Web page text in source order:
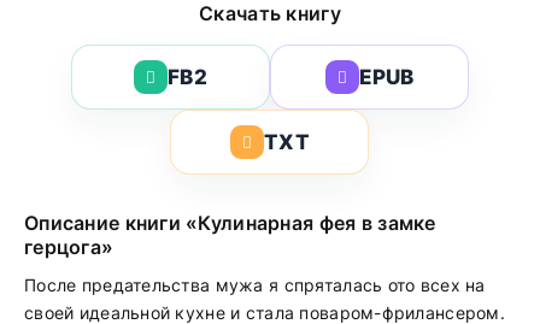
Скачать книгу
FB2 EPUB
TXT
Описание книги «Кулинарная фея в замке
герцога»
После предательства мужа я спряталась ото всех на
своей идеальной кухне и стала поваром-фрилансером.